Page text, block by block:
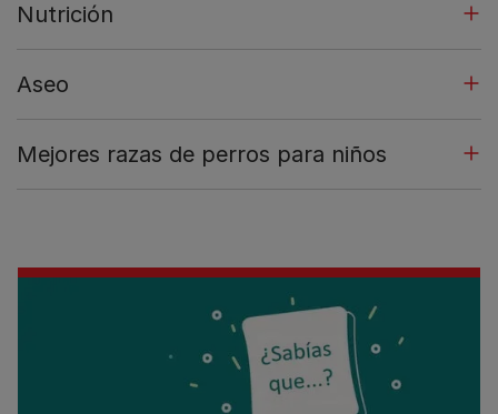
Nutrición
Aseo
Mejores razas de perros para niños